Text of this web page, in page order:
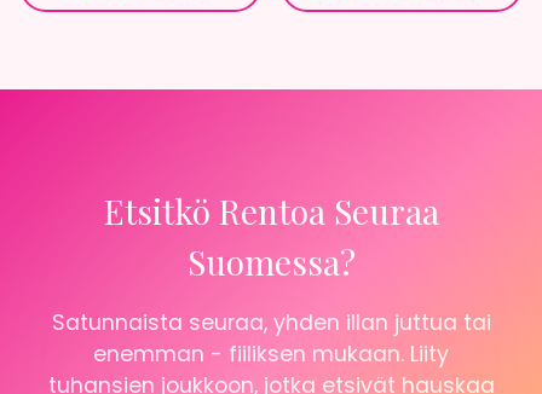
Etsitkö Rentoa Seuraa
Suomessa?
Satunnaista seuraa, yhden illan juttua tai
enemman - fiiliksen mukaan. Liity
tuhansien joukkoon, jotka etsivät hauskaa